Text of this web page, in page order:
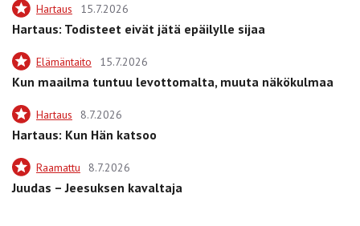
Hartaus 15.7.2026
Hartaus: Todisteet eivät jätä epäilylle sijaa
Elämäntaito 15.7.2026
Kun maailma tuntuu levottomalta, muuta näkökulmaa
Hartaus 8.7.2026
Hartaus: Kun Hän katsoo
Raamattu 8.7.2026
Juudas – Jeesuksen kavaltaja